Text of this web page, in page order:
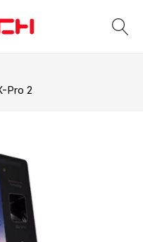
Pro 2